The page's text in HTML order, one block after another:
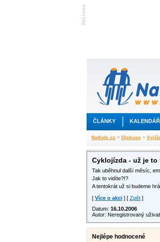
ČLÁNKY
NaKole.cz > Diskuse >
Cyklojízda - už je to
Tak uběhnul další měsíc,
Jak to vidíte?!?
A tentokrát už si budeme
[ Více o akci ] [ Zpět ]
Datum: 16.10.2006
Autor: Neregistrovaný
Nejlépe hodnocené